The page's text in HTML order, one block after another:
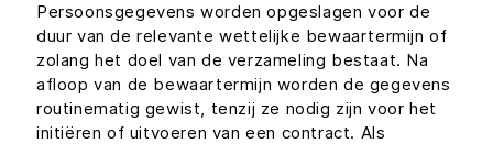
Persoonsgegevens worden opgeslagen voor de
duur van de relevante wettelijke bewaartermijn of
zolang het doel van de verzameling bestaat. Na
afloop van de bewaartermijn worden de gegevens
routinematig gewist, tenzij ze nodig zijn voor het
initiëren of uitvoeren van een contract. Als